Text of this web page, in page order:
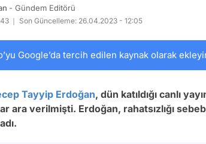
- Gündem Editörü
Son Güncelleme: 26.04.2023 - 12:05
Google’da tercih edilen kaynak olarak
Tayyip Erdoğan, dün katıldığı canlı
ara verilmişti. Erdoğan, rahatsızlığı